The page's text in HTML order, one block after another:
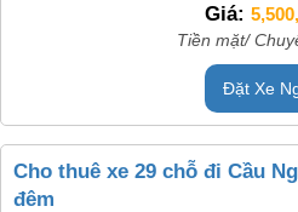
Giá:
Tiền mặt/
Đặt Xe
Cho thuê xe 29 chỗ đi Cầu
đêm